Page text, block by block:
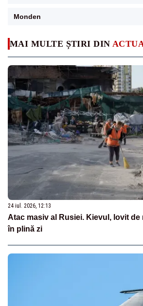
MAI MULTE ȘTIRI DIN
24 iul. 2026, 12:13
Atac masiv al Rusiei. Kievul, lovit de
în plină zi
Monden